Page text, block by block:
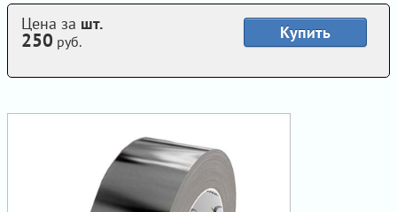
Купить
Цена за шт.
250 руб.